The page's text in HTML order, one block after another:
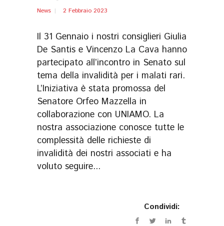
News 2 Febbraio 2023
Il 31 Gennaio i nostri consiglieri Giulia
De Santis e Vincenzo La Cava hanno
partecipato all’incontro in Senato sul
tema della invalidità per i malati rari.
L’Iniziativa è stata promossa del
Senatore Orfeo Mazzella in
collaborazione con UNIAMO. La
nostra associazione conosce tutte le
complessità delle richieste di
invalidità dei nostri associati e ha
voluto seguire...
Condividi: